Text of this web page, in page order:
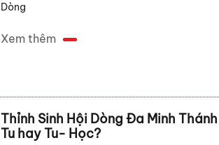
Dòng
Xem thêm
Thỉnh Sinh Hội Dòng Đa Minh
Tu hay Tu- Học?